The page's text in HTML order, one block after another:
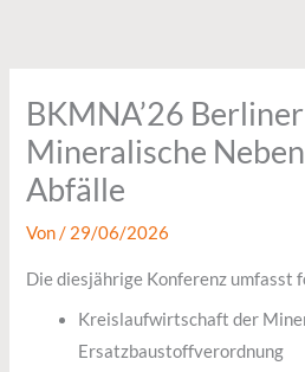
BKMNA’26
Mineralische
Abfälle
Von/ 29/06/2026
Die diesjährige Konferenz umfasst
Kreislaufwirtschaft der
Ersatzbaustoffverordnung